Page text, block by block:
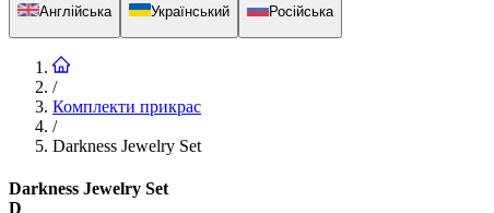
Англійська Український Російська
/
Комплекти прикрас
/
Darkness Jewelry Set
Darkness Jewelry Set
D